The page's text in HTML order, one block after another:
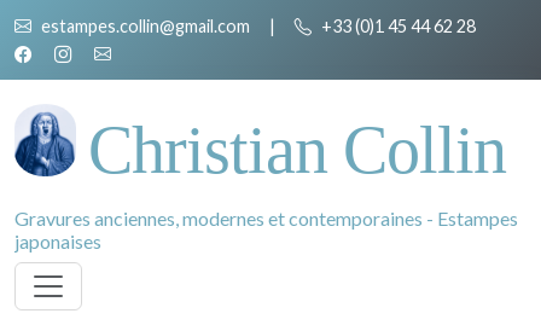
estampes.collin@gmail.com | +33 (0)1 45 44 62 28
Christian Collin
Gravures anciennes, modernes et contemporaines - Estampes
japonaises